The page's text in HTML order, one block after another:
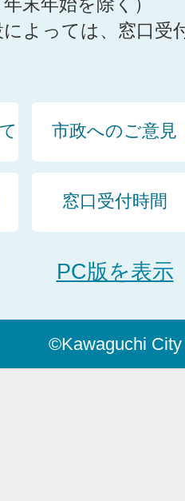
末年始を除く）
によっては、窓口受
市政へのご意見
窓口受付時間
PC版を表示
©Kawaguchi City